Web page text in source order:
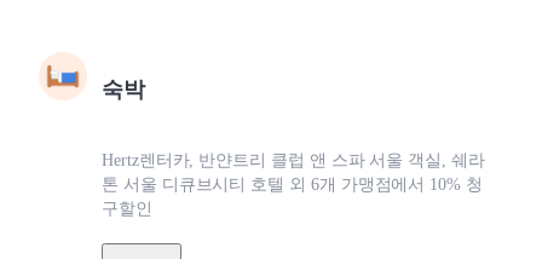
숙박
Hertz렌터카, 반얀트리 클럽 앤 스파 서울 객실, 쉐라
톤 서울 디큐브시티 호텔 외 6개 가맹점에서 10% 청
구할인